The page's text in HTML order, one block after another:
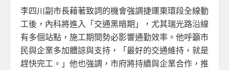
李四川副市長藉著致詞的機會強調捷運東環段全線動
工後，內科將進入「交通黑暗期」，尤其瑞光路沿線
有多個站點，施工期間勢必影響通勤效率。他呼籲市
民與企業多加體諒與支持，「最好的交通維持，就是
趕快完工。」他也強調，市府將持續與企業合作，推